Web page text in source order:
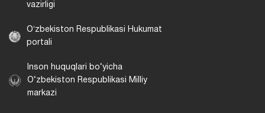
vazirligi
Oʻzbekiston Respublikasi Hukumat
portali
Inson huquqlari bo‘yicha
O‘zbekiston Respublikasi Milliy
markazi